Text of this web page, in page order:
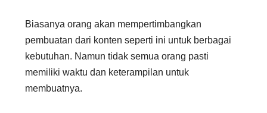
Biasanya orang akan mempertimbangkan
pembuatan dari konten seperti ini untuk berbagai
kebutuhan. Namun tidak semua orang pasti
memiliki waktu dan keterampilan untuk
membuatnya.